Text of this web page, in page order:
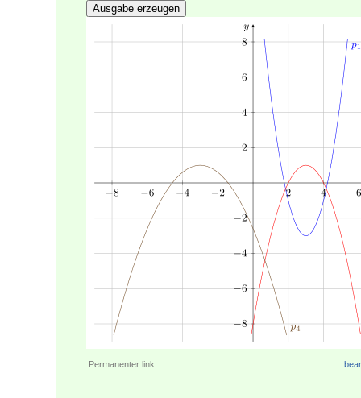
Ausgabe erzeugen
Permanenter link